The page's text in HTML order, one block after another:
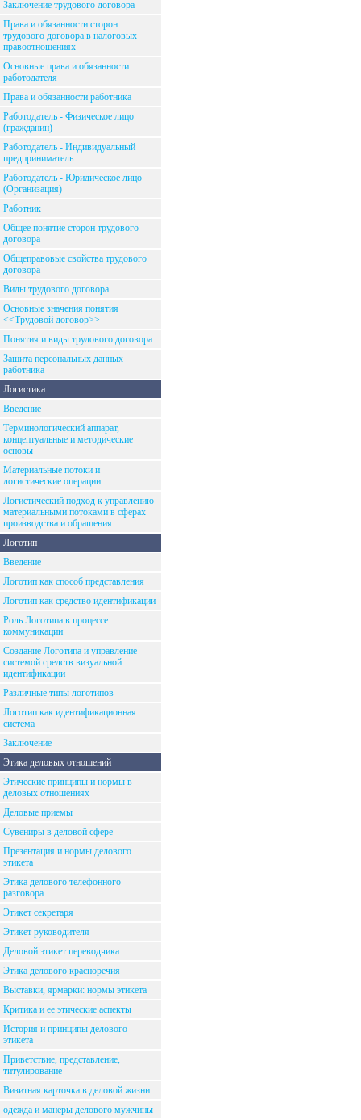
Заключение трудового договора
Права и обязанности сторон
трудового договора в налоговых
правоотношениях
Основные права и обязанности
работодателя
Права и обязанности работника
Работодатель - Физическое лицо
(гражданин)
Работодатель - Индивидуальный
предприниматель
Работодатель - Юридическое лицо
(Организация)
Работник
Общее понятие сторон трудового
договора
Общеправовые свойства трудового
договора
Виды трудового договора
Основные значения понятия
<<Трудовой договор>>
Понятия и виды трудового договора
Защита персональных данных
работника
Логистика
Введение
Терминологический аппарат,
концептуальные и методические
основы
Материальные потоки и
логистические операции
Логистический подход к управлению
материальными потоками в сферах
производства и обращения
Логотип
Введение
Логотип как способ представления
Логотип как средство идентификации
Роль Логотипа в процессе
коммуникации
Создание Логотипа и управление
системой средств визуальной
идентификации
Различные типы логотипов
Логотип как идентификационная
система
Заключение
Этика деловых отношений
Этические принципы и нормы в
деловых отношениях
Деловые приемы
Сувениры в деловой сфере
Презентация и нормы делового
этикета
Этика делового телефонного
разговора
Этикет секретаря
Этикет руководителя
Деловой этикет переводчика
Этика делового красноречия
Выставки, ярмарки: нормы этикета
Критика и ее этические аспекты
История и принципы делового
этикета
Приветствие, представление,
титулирование
Визитная карточка в деловой жизни
одежда и манеры делового мужчины